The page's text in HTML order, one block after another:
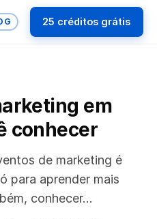
25 créditos grátis
em
conhecer
de marketing é
para aprender mais
conhecer…